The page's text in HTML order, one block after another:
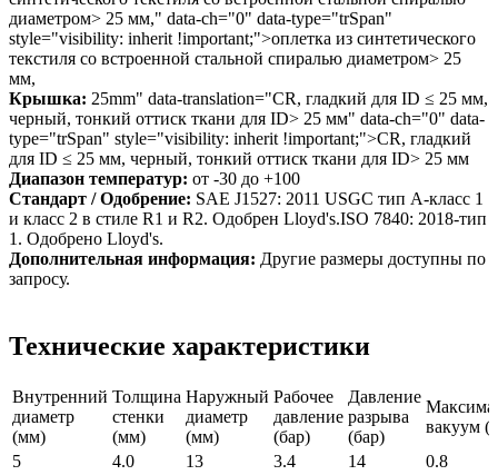
диаметром> 25 мм," data-ch="0" data-type="trSpan"
style="visibility: inherit !important;">оплетка из синтетического
текстиля со встроенной стальной спиралью диаметром> 25
мм,
Крышка: 25mm" data-translation="CR, гладкий для ID ≤ 25 мм,
черный, тонкий оттиск ткани для ID> 25 мм" data-ch="0" data-
type="trSpan" style="visibility: inherit !important;">CR, гладкий
для ID ≤ 25 мм, черный, тонкий оттиск ткани для ID> 25 мм
Диапазон температур: от -30 до +100
Стандарт / Одобрение: SAE J1527: 2011 USGC тип A-класс 1
и класс 2 в стиле R1 и R2. Одобрен Lloyd's.ISO 7840: 2018-тип
1. Одобрено Lloyd's.
Дополнительная информация: Другие размеры доступны по
запросу.
Технические характеристики
Внутренний
диаметр
(мм)
Толщина
стенки
(мм)
Наружный
диаметр
(мм)
Рабочее
давление
(бар)
Давление
разрыва
(бар)
вакуум
5
4.0 13 3.4 14
0.8